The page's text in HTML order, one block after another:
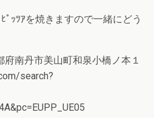
ｯﾂｱを焼きますので一緒にどう
南丹市美山町和泉小橋ノ本１
search?